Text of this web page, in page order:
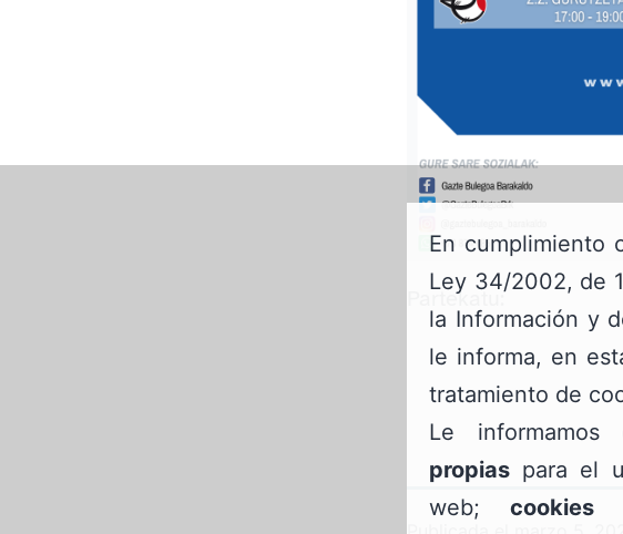
Partekatu:
En cumplimiento
Ley 34/2002, de
la Información y
le informa, en
tratamiento de
Le
propias para el
web;cookies